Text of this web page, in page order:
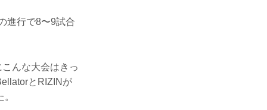
進行で8〜9試合
んな大会はきっ
とRIZINが